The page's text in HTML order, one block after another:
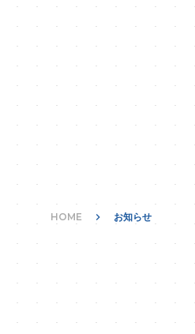
HOME keyboard_arrow_right お知らせ